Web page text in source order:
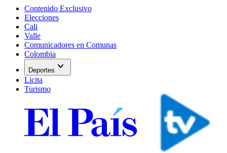
Contenido Exclusivo
Elecciones
Cali
Valle
Comunicadores en Comunas
Colombia
Deportes expand_more
Licita
Turismo